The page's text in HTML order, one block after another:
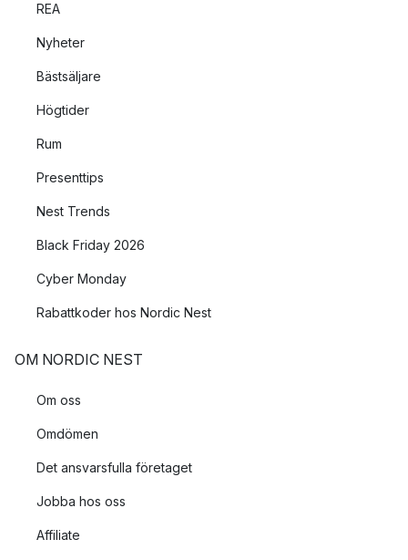
REA
Nyheter
Bästsäljare
Högtider
Rum
Presenttips
Nest Trends
Black Friday 2026
Cyber Monday
Rabattkoder hos Nordic Nest
OM NORDIC NEST
Om oss
Omdömen
Det ansvarsfulla företaget
Jobba hos oss
Affiliate